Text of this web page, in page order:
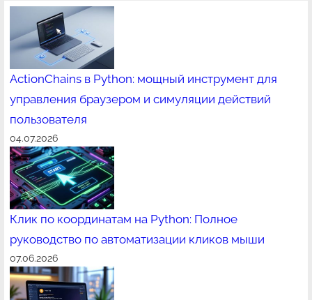
ActionChains в Python: мощный инструмент для
управления браузером и симуляции действий
пользователя
04.07.2026
Клик по координатам на Python: Полное
руководство по автоматизации кликов мыши
07.06.2026